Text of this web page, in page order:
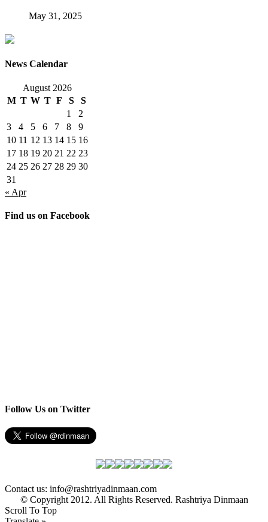
May 31, 2025
News Calendar
August 2026
M T W T F S
S
1
2
3
4 5 6 7 8
9
10 11 12 13 14 15 16
17 18 19 20 21 22 23
24 25 26 27 28 29 30
31
« Apr
Find us on Facebook
Follow Us on Twitter
Contact us: info@rashtriyadinmaan.com
© Copyright 2012. All Rights Reserved. Rashtriya Dinmaan
Scroll To Top